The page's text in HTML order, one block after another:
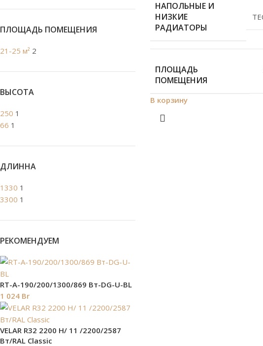
ПЛОЩАДЬ ПОМЕЩЕНИЯ
21-25 м² 2
ВЫСОТА
250 1
66 1
ДЛИННА
1330 1
3300 1
РЕКОМЕНДУЕМ
RT-A-190/200/1300/869 Вт-DG-U-BL
1 024 Br
VELAR R32 2200 H/ 11 /2200/2587
Вт/RAL Classic
НАПОЛЬНЫЕ И
НИЗКИЕ
РАДИАТОРЫ
ПЛОЩАДЬ
ПОМЕЩЕНИЯ
В корзину